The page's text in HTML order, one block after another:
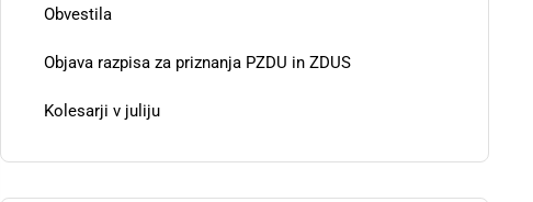
Obvestila
Objava razpisa za priznanja PZDU in ZDUS
Kolesarji v juliju